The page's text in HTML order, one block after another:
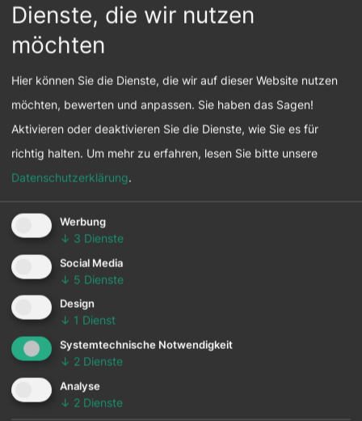
(Innen-)Architekturbüros im Netzwerk
miteinzubinden.
Nach den Vorträgen hatten die
Teilnehmer*innen die Gelegenheit, sich bei einem
gemeinsamen Frühstück auszutauschen und zu
vernetzen. Die Veranstaltung bot wie immer eine
wertvolle Gelegenheit, um Ideen und Best
Practices zu teilen sowie Inspiration und
Motivation zu sammeln.
Über die Veranstaltung
Dieses Veranstaltungsformat wird dreimal pro
Wirtschaftskammer Tirol und respACT
durchgeführt. Es ist Teil der respACT-
Regionalisierungsoffensive, um Schwerpunkte
Dienste, die wir nutzen
möchten
Hier können Sie die Dienste, die wir auf dieser Website nutzen
möchten, bewerten und anpassen. Sie haben das Sagen!
Aktivieren oder deaktivieren Sie die Dienste, wie Sie es für
richtig halten. Um mehr zu erfahren, lesen Sie bitte unsere
Datenschutzerklärung.
Werbung
↓ 3 Dienste
Social Media
↓ 5 Dienste
Design
↓ 1 Dienst
Systemtechnische Notwendigkeit
↓ 2 Dienste
Analyse
↓ 2 Dienste